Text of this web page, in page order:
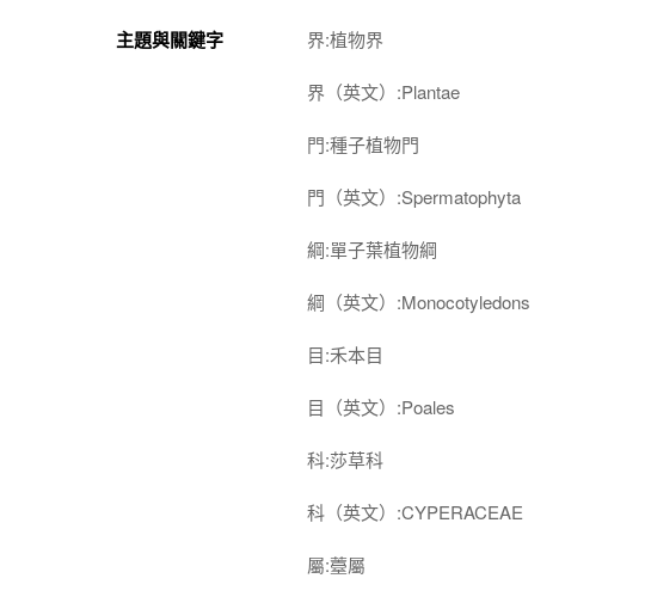
主題與關鍵字 界:植物界
界（英文）:Plantae
門:種子植物門
門（英文）:Spermatophyta
綱:單子葉植物綱
綱（英文）:Monocotyledons
目:禾本目
目（英文）:Poales
科:莎草科
科（英文）:CYPERACEAE
屬:薹屬